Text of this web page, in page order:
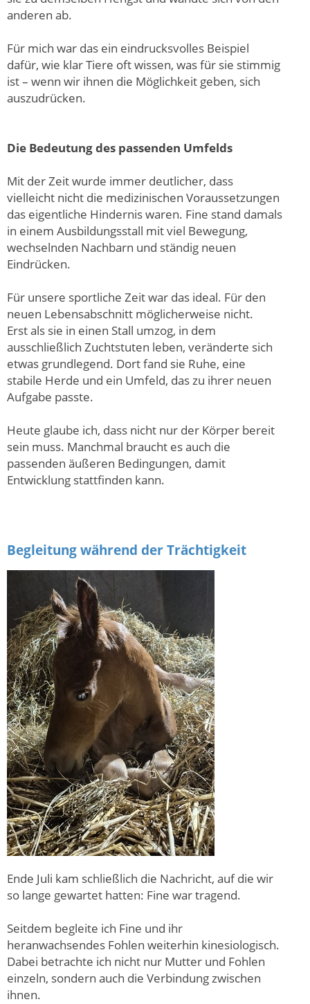
anderen ab.
Für mich war das ein eindrucksvolles Beispiel
dafür, wie klar Tiere oft wissen, was für sie stimmig
ist – wenn wir ihnen die Möglichkeit geben, sich
auszudrücken.
Die Bedeutung des passenden Umfelds
Mit der Zeit wurde immer deutlicher, dass
vielleicht nicht die medizinischen Voraussetzungen
das eigentliche Hindernis waren. Fine stand damals
in einem Ausbildungsstall mit viel Bewegung,
wechselnden Nachbarn und ständig neuen
Eindrücken.
Für unsere sportliche Zeit war das ideal. Für den
neuen Lebensabschnitt möglicherweise nicht.
Erst als sie in einen Stall umzog, in dem
ausschließlich Zuchtstuten leben, veränderte sich
etwas grundlegend. Dort fand sie Ruhe, eine
stabile Herde und ein Umfeld, das zu ihrer neuen
Aufgabe passte.
Heute glaube ich, dass nicht nur der Körper bereit
sein muss. Manchmal braucht es auch die
passenden äußeren Bedingungen, damit
Entwicklung stattfinden kann.
Begleitung während der Trächtigkeit
Ende Juli kam schließlich die Nachricht, auf die wir
so lange gewartet hatten: Fine war tragend.
Seitdem begleite ich Fine und ihr
heranwachsendes Fohlen weiterhin kinesiologisch.
Dabei betrachte ich nicht nur Mutter und Fohlen
einzeln, sondern auch die Verbindung zwischen
ihnen.